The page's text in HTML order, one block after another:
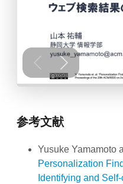
参考文献
Yusuke Yamamoto
Personalization
Identifying and